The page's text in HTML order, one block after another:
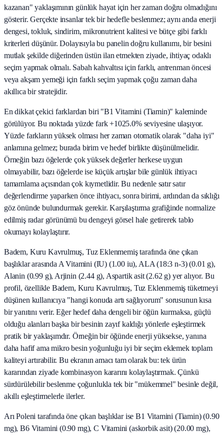
kazanan" yaklaşımının günlük hayat için her zaman doğru olmadığını
gösterir. Gerçekte insanlar tek bir hedefle beslenmez; aynı anda enerji
dengesi, tokluk, sindirim, mikronutrient kalitesi ve bütçe gibi farklı
kriterleri düşünür. Dolayısıyla bu panelin doğru kullanımı, bir besini
mutlak şekilde diğerinden üstün ilan etmekten ziyade, ihtiyaç odaklı
seçim yapmak olmalı. Sabah kahvaltısı için farklı, antrenman öncesi
veya akşam yemeği için farklı seçim yapmak çoğu zaman daha
akıllıca bir stratejidir.
En dikkat çekici farklardan biri "B1 Vitamini (Tiamin)" kaleminde
görülüyor. Bu noktada yüzde fark +1025.0% seviyesine ulaşıyor.
Yüzde farkların yüksek olması her zaman otomatik olarak "daha iyi"
anlamına gelmez; burada birim ve hedef birlikte düşünülmelidir.
Örneğin bazı öğelerde çok yüksek değerler herkese uygun
olmayabilir, bazı öğelerde ise küçük artışlar bile günlük ihtiyacı
tamamlama açısından çok kıymetlidir. Bu nedenle satır satır
değerlendirme yaparken önce ihtiyacı, sonra birimi, ardından da sıklığı
göz önünde bulundurmak gerekir. Karşılaştırma grafiğinde normalize
edilmiş radar görünümü bu dengeyi görsel hale getirerek tablo
okumayı kolaylaştırır.
Badem, Kuru Kavrulmuş, Tuz Eklenmemiş tarafında öne çıkan
başlıklar arasında A Vitamini (IU) (1.00 iu), ALA (18:3 n-3) (0.01 g),
Alanin (0.99 g), Arjinin (2.44 g), Aspartik asit (2.62 g) yer alıyor. Bu
profil, özellikle Badem, Kuru Kavrulmuş, Tuz Eklenmemiş tüketmeyi
düşünen kullanıcıya "hangi konuda artı sağlıyorum" sorusunun kısa
bir yanıtını verir. Eğer hedef daha dengeli bir öğün kurmaksa, güçlü
olduğu alanları başka bir besinin zayıf kaldığı yönlerle eşleştirmek
pratik bir yaklaşımdır. Örneğin bir öğünde enerji yüksekse, yanına
daha hafif ama mikro besin yoğunluğu iyi bir seçim eklemek toplam
kaliteyi artırabilir. Bu ekranın amacı tam olarak bu: tek ürün
kararından ziyade kombinasyon kararını kolaylaştırmak. Çünkü
sürdürülebilir beslenme çoğunlukla tek bir "mükemmel" besinle değil,
akıllı eşleştirmelerle ilerler.
Arı Poleni tarafında öne çıkan başlıklar ise B1 Vitamini (Tiamin) (0.90
mg), B6 Vitamini (0.90 mg), C Vitamini (askorbik asit) (20.00 mg),